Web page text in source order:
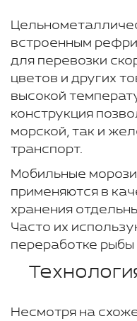
встроенным
для перевозки
цветов и других
высокой
конструкция
морской, так и
транспорт.
Мобильные
применяются в
хранения
Часто их
переработке рыбы
Несмотря на